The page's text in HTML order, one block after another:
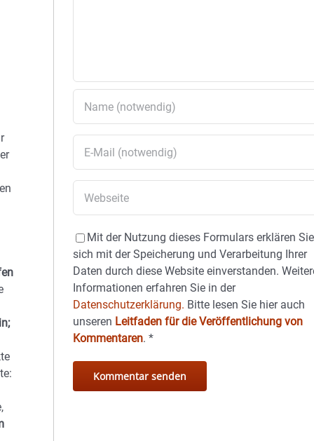
Mit der Nutzung dieses Formulars erklären Sie
sich mit der Speicherung und Verarbeitung Ihrer
Daten durch diese Website einverstanden.
Informationen erfahren Sie in der
Datenschutzerklärung. Bitte lesen Sie hier auch
unseren Leitfaden für die Veröffentlichung von
Kommentaren.*